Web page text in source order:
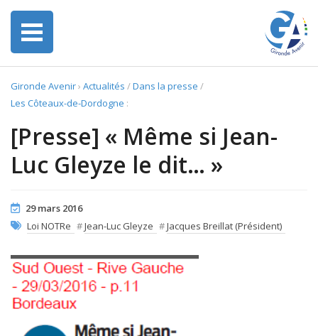
Gironde Avenir› Actualités /Dans la presse /
Les Côteaux-de-Dordogne :
[Presse] « Même si Jean-
Luc Gleyze le dit… »
29 mars 2016
Loi NOTRe #Jean-Luc Gleyze #Jacques Breillat (Président)